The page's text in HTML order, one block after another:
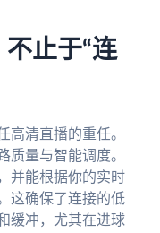
止于“连
高清直播的重任。
质量与智能调度。
并能根据你的实时
这确保了连接的低
缓冲，尤其在进球